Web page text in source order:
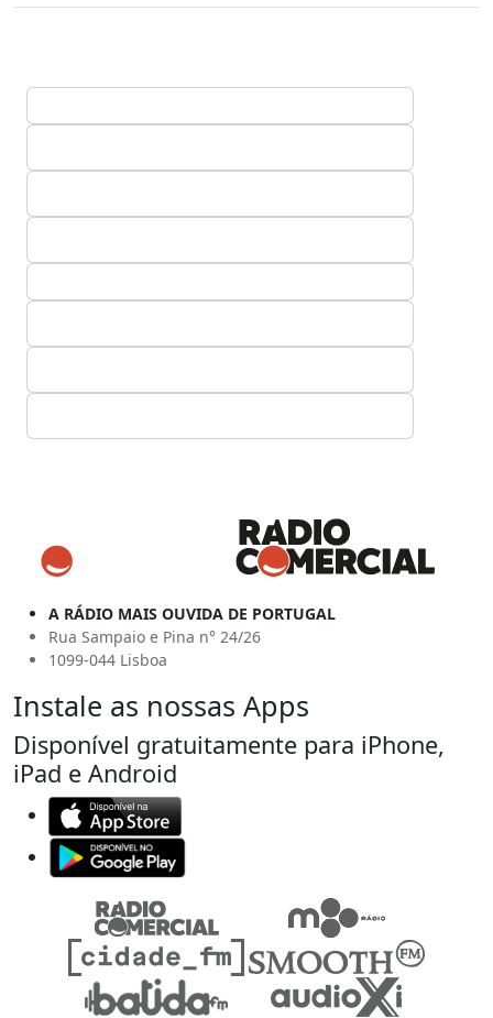
A RÁDIO MAIS OUVIDA DE PORTUGAL
Rua Sampaio e Pina n° 24/26
1099-044 Lisboa
Instale as nossas Apps
Disponível gratuitamente para iPhone,
iPad e Android